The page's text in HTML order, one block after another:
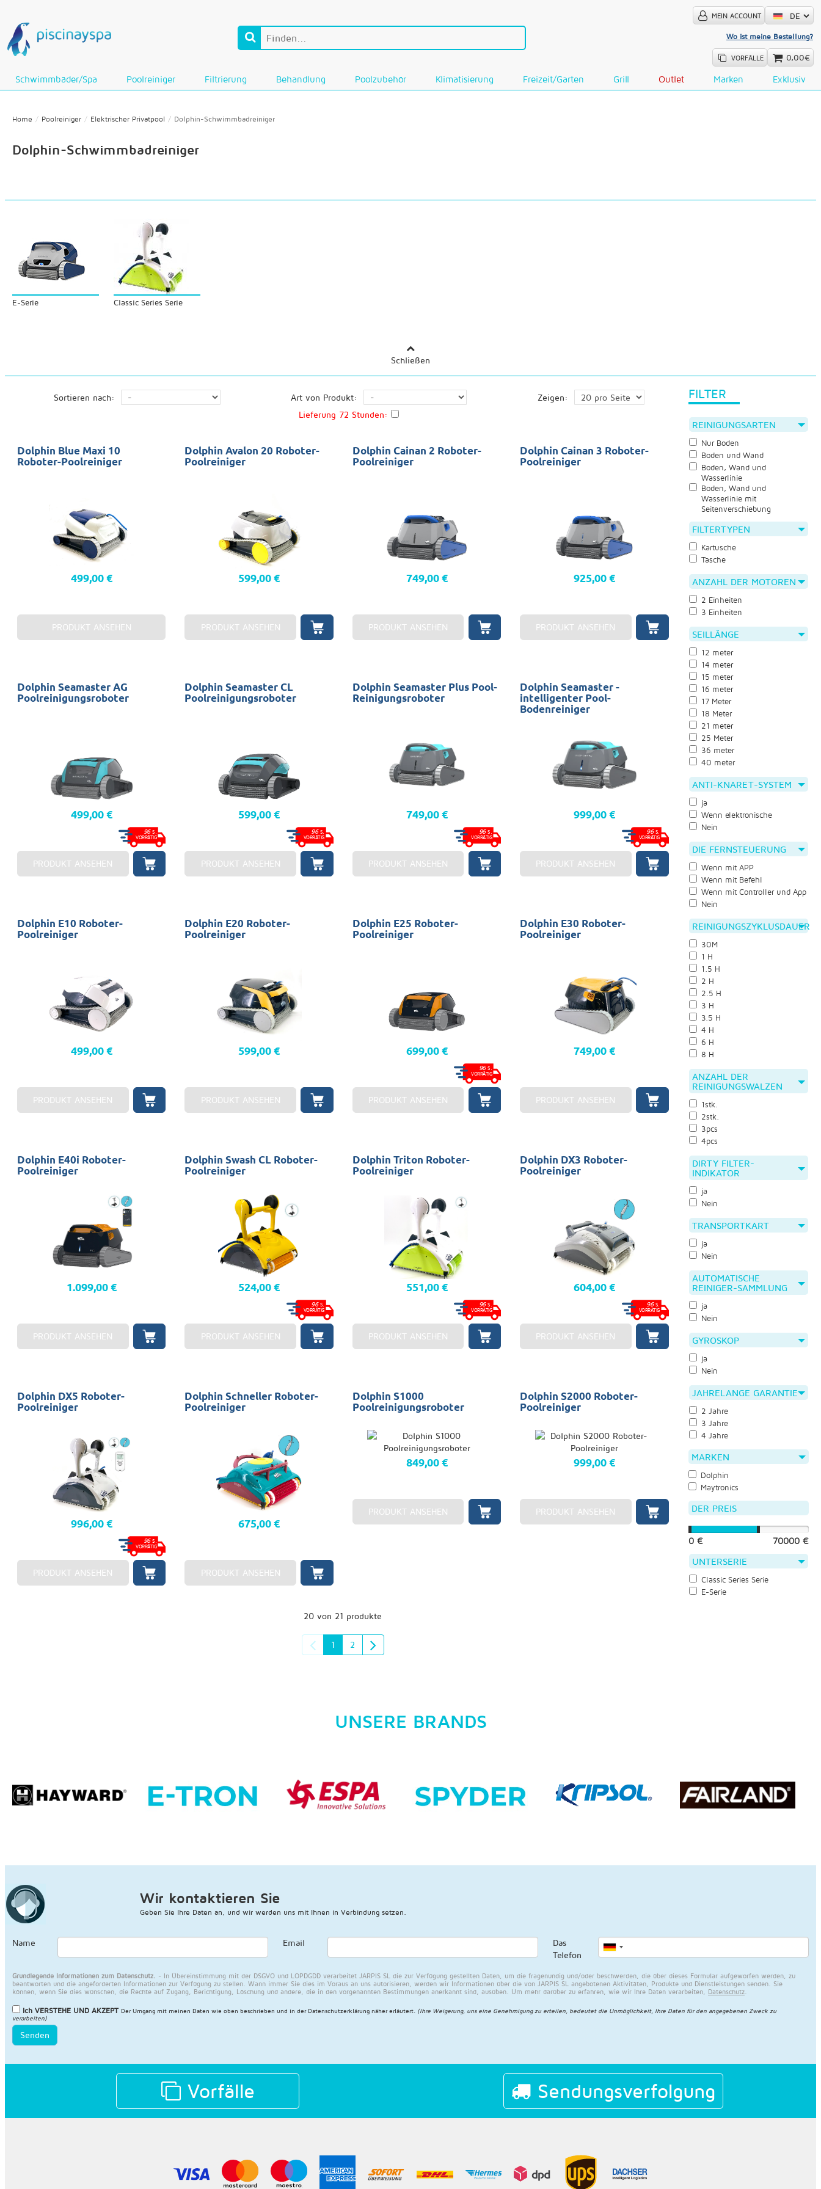
MEIN ACCOUNT
Wo ist meine Bestellung?
VORFÄLLE 0,00€
Schwimmbäder/Spa Poolreiniger Filtrierung Behandlung Poolzubehör Klimatisierung Freizeit/Garten Grill Outlet Marken Exklusiv
Home Poolreiniger Elektrischer Privatpool Dolphin-Schwimmbadreiniger
Dolphin-Schwimmbadreiniger
E-Serie Classic Series Serie
Schließen
Sortieren nach: Art von Produkt:
Zeigen:
Lieferung 72 Stunden:
Dolphin Blue Maxi 10
Roboter-Poolreiniger
Garantie: 3 Jahre
499,00 €
PRODUKT ANSEHEN
Dolphin Avalon 20 Roboter-
Poolreiniger
599,00 €
PRODUKT ANSEHEN
Dolphin Cainan 2 Roboter-
Poolreiniger
749,00 €
PRODUKT ANSEHEN
Dolphin Cainan 3 Roboter-
Poolreiniger
925,00 €
PRODUKT ANSEHEN
Dolphin Seamaster AG
Poolreinigungsroboter
499,00 €
96S.
VORRÄTIG
PRODUKT ANSEHEN
Dolphin Seamaster CL
Poolreinigungsroboter
599,00 €
96 S.
VORRÄTIG
PRODUKT ANSEHEN
Dolphin Seamaster Plus Pool-
Reinigungsroboter
Garantie: 2 Jahre
749,00 €
96S.
VORRÄTIG
PRODUKT ANSEHEN
Dolphin Seamaster -
intelligenter Pool-
Bodenreiniger
Garantie: 2 Jahre (Transportwagen,
mobile App)
999,00 €
96 S.
VORRÄTIG
PRODUKT ANSEHEN
Dolphin E10 Roboter-
Poolreiniger
Garantie: 2 Jahre
499,00 €
PRODUKT ANSEHEN
Dolphin E20 Roboter-
Poolreiniger
599,00 €
PRODUKT ANSEHEN
Dolphin E25 Roboter-
Poolreiniger
699,00 €
96S.
VORRÄTIG
PRODUKT ANSEHEN
Dolphin E30 Roboter-
Poolreiniger
Garantie: 2 Jahre
749,00 €
PRODUKT ANSEHEN
Dolphin E40i Roboter-
Poolreiniger
Pools: 14x7 sauber: Boden-, Wand-
und Wasserleitungsgarantie: 2 Jahre
(Transportwagen, mobile App)
1.099,00 €
PRODUKT ANSEHEN
Dolphin Swash CL Roboter-
Poolreiniger
524,00 €
96 S.
VORRÄTIG
PRODUKT ANSEHEN
Dolphin Triton Roboter-
Poolreiniger
551,00 €
96S.
VORRÄTIG
PRODUKT ANSEHEN
Dolphin DX3 Roboter-
Poolreiniger
604,00 €
96 S.
VORRÄTIG
PRODUKT ANSEHEN
Dolphin DX5 Roboter-
Poolreiniger
996,00 €
96S.
VORRÄTIG
PRODUKT ANSEHEN
Dolphin Schneller Roboter-
Poolreiniger
675,00 €
PRODUKT ANSEHEN
Dolphin S1000
Poolreinigungsroboter
849,00 €
PRODUKT ANSEHEN
Dolphin S2000 Roboter-
Poolreiniger
999,00 €
PRODUKT ANSEHEN
20 von 21 produkte
1 2
FILTER
REINIGUNGSARTEN
Nur Boden
Boden und Wand
Boden, Wand und
Wasserlinie
Boden, Wand und
Wasserlinie mit
Seitenverschiebung
FILTERTYPEN
Kartusche
Tasche
ANZAHL DER MOTOREN
2 Einheiten
3 Einheiten
SEILLÄNGE
12 meter
14 meter
15 meter
16 meter
17 Meter
18 Meter
21 meter
25 Meter
36 meter
40 meter
ANTI-KNARET-SYSTEM
ja
Wenn elektronische
Nein
DIE FERNSTEUERUNG
Wenn mit APP
Wenn mit Befehl
Wenn mit Controller und App
Nein
REINIGUNGSZYKLUSDAUER
30M
1 H
1.5 H
2 H
2.5 H
3 H
3.5 H
4 H
6 H
8 H
ANZAHL DER
REINIGUNGSWALZEN
1stk.
2stk.
3pcs
4pcs
DIRTY FILTER-
INDIKATOR
ja
Nein
TRANSPORTKART
ja
Nein
AUTOMATISCHE
REINIGER-SAMMLUNG
ja
Nein
GYROSKOP
ja
Nein
JAHRELANGE GARANTIE
2 Jahre
3 Jahre
4 Jahre
MARKEN
Dolphin
Maytronics
DER PREIS
0 € 70000 €
UNTERSERIE
Classic Series Serie
E-Serie
UNSERE BRANDS
Wir kontaktieren Sie
Geben Sie Ihre Daten an, und wir werden uns mit Ihnen in Verbindung setzen.
Name Email
Das
Telefon
Grundlegende Informationen zum Datenschutz. - In Übereinstimmung mit der DSGVO und LOPDGDD verarbeitet JARPIS SL die zur Verfügung gestellten Daten, um die fragenundig und/oder beschwerden, die über dieses Formular aufgeworfen werden, zu
beantworten und die angeforderten Informationen zur Verfügung zu stellen. Wann immer Sie dies im Voraus an uns autorisieren, werden wir Informationen über die von JARPIS SL angebotenen Aktivitäten, Produkte und Dienstleistungen senden. Sie
können, wenn Sie dies wünschen, die Rechte auf Zugang, Berichtigung, Löschung und andere, die in den vorgenannten Bestimmungen anerkannt sind, ausüben. Um mehr darüber zu erfahren, wie wir Ihre Daten verarbeiten, Datenschutz
Ich VERSTEHE UND AKZEPT Der Umgang mit meinen Daten wie oben beschrieben und in derDatenschutzerklärung näher erläutert (Ihre Weigerung, uns eine Genehmigung zu erteilen, bedeutet die Unmöglichkeit, Ihre Daten für den angegebenen Zweck zu
verarbeiten)
Senden
Vorfälle Sendungsverfolgung